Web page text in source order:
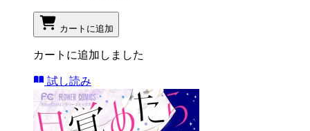
カートに追加
カートに追加しました
試し読み